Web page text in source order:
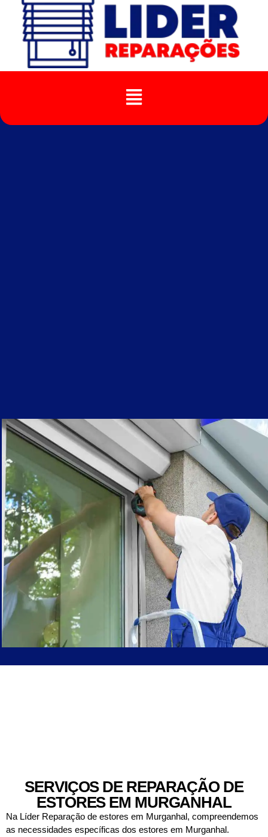
SERVIÇOS DE REPARAÇÃO DE
ESTORES EM MURGANHAL
Na Líder Reparação de estores em Murganhal, compreendemos
as necessidades específicas dos estores em Murganhal.